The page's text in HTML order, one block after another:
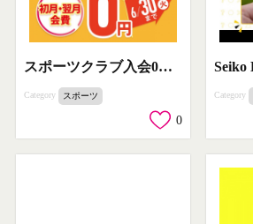
スポーツクラブ入会0円駆け込みキャンペーン
Category スポーツ
0
Category